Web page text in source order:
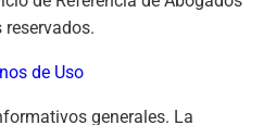
reservados.
de Uso
generales. La